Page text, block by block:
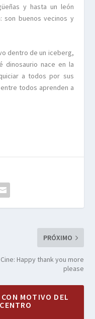
y hasta un león
son buenos vecinos y
dentro de un iceberg,
dinosaurio nace en la
a todos por sus
todos aprenden a
PRÓXIMO
Cine: Happy thank you more
please
MOTIVO DEL